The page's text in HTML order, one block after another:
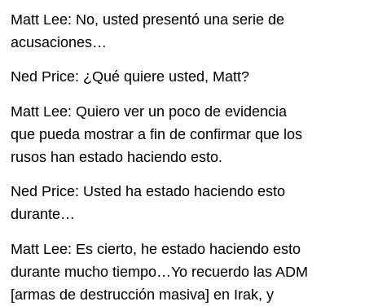
Matt Lee: No, usted presentó una serie de
acusaciones…
Ned Price: ¿Qué quiere usted, Matt?
Matt Lee: Quiero ver un poco de evidencia
que pueda mostrar a fin de confirmar que los
rusos han estado haciendo esto.
Ned Price: Usted ha estado haciendo esto
durante…
Matt Lee: Es cierto, he estado haciendo esto
durante mucho tiempo…Yo recuerdo las ADM
[armas de destrucción masiva] en Irak, y